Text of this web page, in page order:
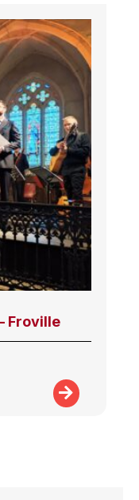
Froville